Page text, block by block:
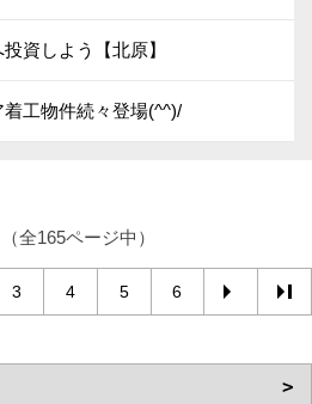
資しよう【北原】
工物件続々登場(^^)/
全165ページ中）
3 4 5 6